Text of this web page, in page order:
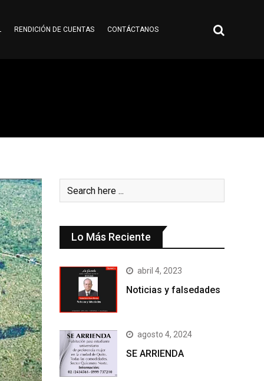
RENDICIÓN DE CUENTAS CONTÁCTANOS
Lo Más Reciente
abril 4, 2023
Noticias y falsedades
agosto 4, 2024
SE ARRIENDA